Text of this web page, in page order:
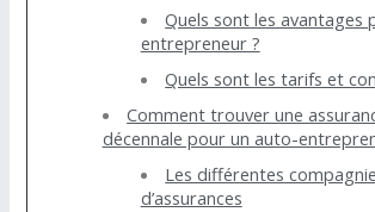
Quels sont les avantages
entrepreneur ?
Quels sont les tarifs et
Comment trouver une
décennale pour un auto-
Les différentes
d’assurances